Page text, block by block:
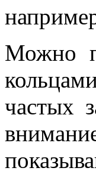
Можно
частых